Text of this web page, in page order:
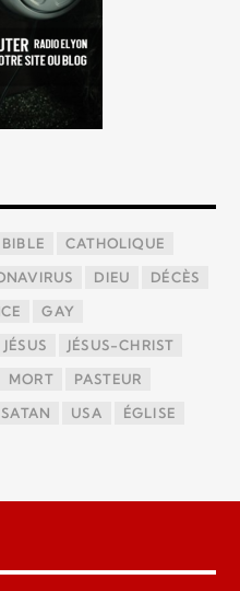
BIBLE CATHOLIQUE
DIEU DÉCÈS
GAY
JÉSUS JÉSUS-CHRIST
MORT PASTEUR
SATAN USA ÉGLISE